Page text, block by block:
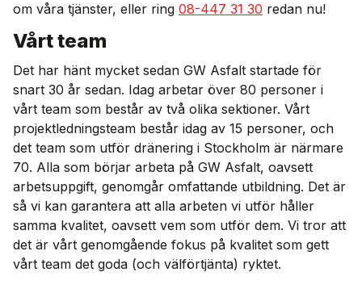
om våra tjänster, eller ring 08-447 31 30 redan nu!
Vårt team
Det har hänt mycket sedan GW Asfalt startade för
snart 30 år sedan. Idag arbetar över 80 personer i
vårt team som består av två olika sektioner. Vårt
projektledningsteam består idag av 15 personer, och
det team som utför dränering i Stockholm är närmare
70. Alla som börjar arbeta på GW Asfalt, oavsett
arbetsuppgift, genomgår omfattande utbildning. Det är
så vi kan garantera att alla arbeten vi utför håller
samma kvalitet, oavsett vem som utför dem. Vi tror att
det är vårt genomgående fokus på kvalitet som gett
vårt team det goda (och välförtjänta) ryktet.